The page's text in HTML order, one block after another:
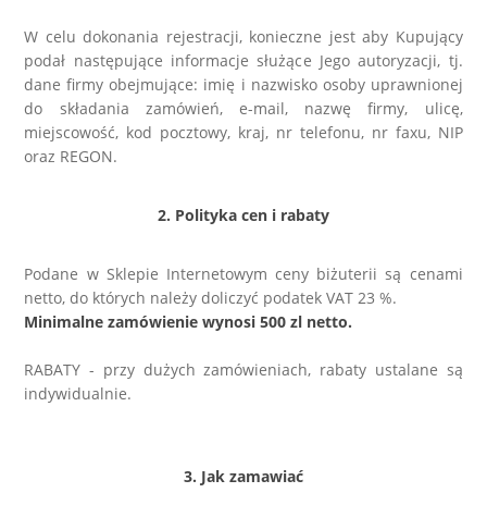
Różańce
Ekspozytory i opakowania
BRELOKI
Wieczorowa
Stal szlachetna 316L
Biżuteria metalowa
Metal szczotkowany
JASPIS
KOCIE OKO / KWARC
JADEIT
KRYSZTAŁ GÓRSKI
LABRADORYT
MASA PERŁOWA
W celu dokonania rejestracji, konieczne jest aby Kupujący
podał następujące informacje służące Jego autoryzacji, tj.
dane firmy obejmujące: imię i nazwisko osoby uprawnionej
do składania zamówień, e-mail, nazwę firmy, ulicę,
miejscowość, kod pocztowy, kraj, nr telefonu, nr faxu, NIP
oraz REGON.
2. Polityka cen i rabaty
Podane w Sklepie Internetowym ceny biżuterii są cenami
netto, do których należy doliczyć podatek VAT 23 %.
Minimalne zamówienie wynosi 500 zl netto.
RABATY - przy dużych zamówieniach, rabaty ustalane są
indywidualnie.
3. Jak zamawiać